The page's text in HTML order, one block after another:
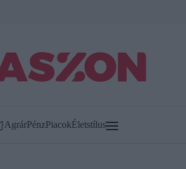
AgrárPénzPiacokÉletstílus